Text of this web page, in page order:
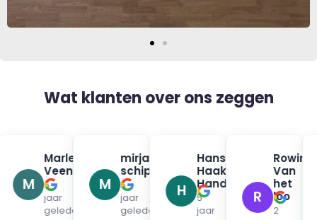
Wat klanten over ons zeggen
M
Marleen
Veenendaal
6
jaar
geleden
M
mirjam
schippers
5
jaar
geleden
H
Hans
Haak
Handpan
5
jaar
R
Rowin
Van
het
loo
2